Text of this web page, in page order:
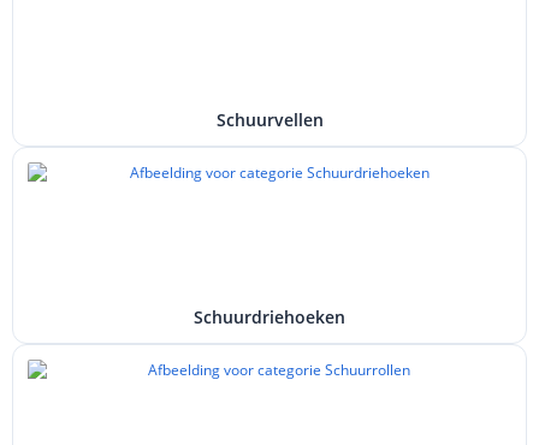
Schuurvellen
Schuurdriehoeken